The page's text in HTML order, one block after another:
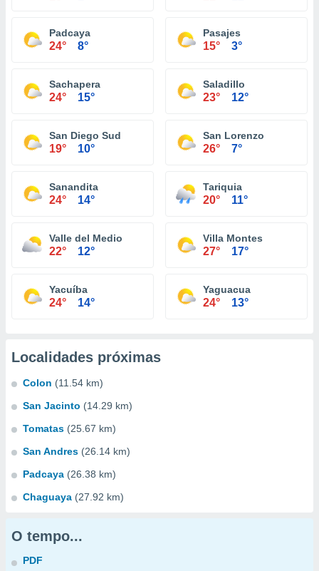
Padcaya
24° 8°
Pasajes
15° 3°
Sachapera
24° 15°
Saladillo
23° 12°
San Diego Sud
19° 10°
San Lorenzo
26° 7°
Sanandita
24° 14°
Tariquia
20° 11°
Valle del Medio
22° 12°
Villa Montes
27° 17°
Yacuíba
24° 14°
Yaguacua
24° 13°
Localidades próximas
Colon (11.54 km)
San Jacinto (14.29 km)
Tomatas (25.67 km)
San Andres (26.14 km)
Padcaya (26.38 km)
Chaguaya (27.92 km)
O tempo...
PDF